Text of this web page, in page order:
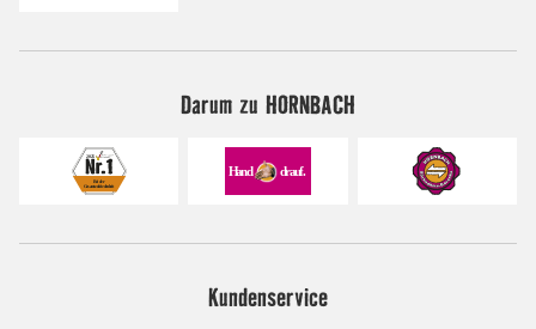
Darum zu HORNBACH
Kundenservice